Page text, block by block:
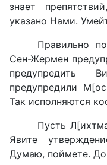
знает
указано Нами.
Правильно
Сен-Жермен
предупредили
Так исполняются
Пусть
Явите
Думаю, поймете.